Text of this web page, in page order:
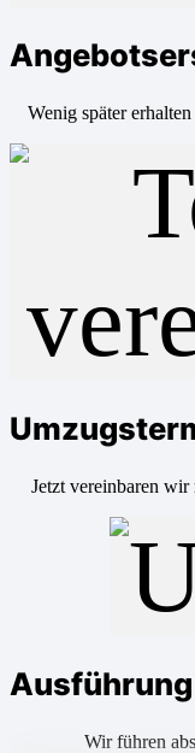
Wenig später
Jetzt vereinbaren
Ausführung
Wir führen